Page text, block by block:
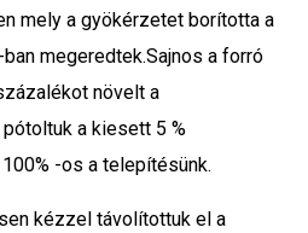
mely a gyökérzetet borította a
megeredtek.Sajnos a forró
növelt a
a kiesett 5 %
-os a telepítésünk.
kézzel távolítottuk el a